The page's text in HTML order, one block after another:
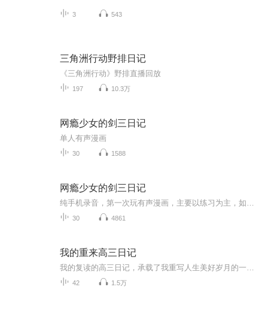
3 543
三角洲行动野排日记
《三角洲行动》野排直播回放
197 10.3万
网瘾少女的剑三日记
单人有声漫画
30 1588
网瘾少女的剑三日记
30 4861
我的重来高三日记
42 1.5万